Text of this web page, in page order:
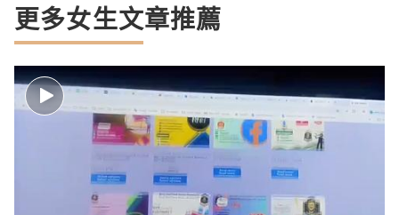
更多女生文章推薦